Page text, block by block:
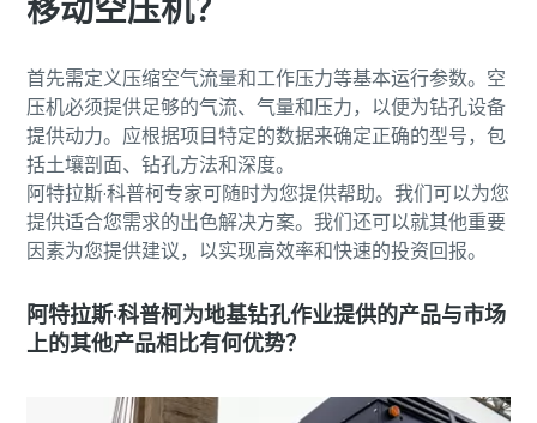
移动空压机？
首先需定义压缩空气流量和工作压力等基本运行参数。空
压机必须提供足够的气流、气量和压力，以便为钻孔设备
提供动力。应根据项目特定的数据来确定正确的型号，包
括土壤剖面、钻孔方法和深度。
阿特拉斯·科普柯专家可随时为您提供帮助。我们可以为您
提供适合您需求的出色解决方案。我们还可以就其他重要
因素为您提供建议，以实现高效率和快速的投资回报。
阿特拉斯·科普柯为地基钻孔作业提供的产品与市场
上的其他产品相比有何优势？